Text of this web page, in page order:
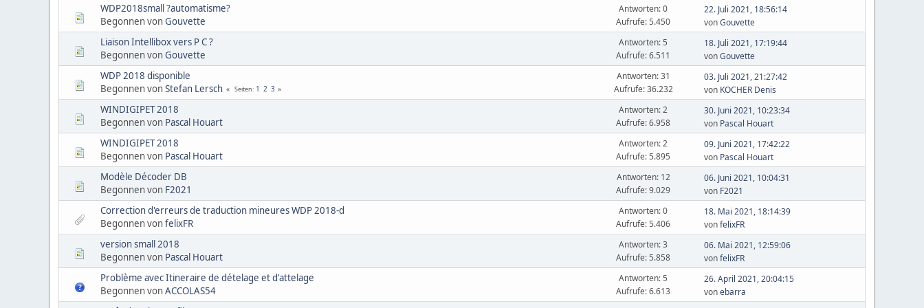
WDP2018small ?automatisme?
Begonnen vonGouvette
Antworten: 0
Aufrufe: 5.450
22. Juli 2021, 18:56:14
vonGouvette
Liaison Intellibox vers P C ?
Begonnen vonGouvette
Antworten: 5
Aufrufe: 6.511
18. Juli 2021, 17:19:44
vonGouvette
WDP 2018 disponible
Begonnen vonStefan Lersch Seiten 1 2 3
Antworten: 31
Aufrufe: 36.232
03. Juli 2021, 21:27:42
von KOCHER Denis
WINDIGIPET 2018
Begonnen von Pascal Houart
Antworten: 2
Aufrufe: 6.958
30. Juni 2021, 10:23:34
von Pascal Houart
WINDIGIPET 2018
Begonnen von Pascal Houart
Antworten: 2
Aufrufe: 5.895
09. Juni 2021, 17:42:22
von Pascal Houart
Modèle Décoder DB
Begonnen von F2021
Antworten: 12
Aufrufe: 9.029
06. Juni 2021, 10:04:31
von F2021
Correction d'erreurs de traduction mineures WDP 2018-d
Begonnen vonfelixFR
Antworten: 0
Aufrufe: 5.406
18. Mai 2021, 18:14:39
vonfelixFR
version small 2018
Begonnen von Pascal Houart
Antworten: 3
Aufrufe: 5.858
06. Mai 2021, 12:59:06
vonfelixFR
Problème avec Itineraire de dételage et d'attelage
Begonnen vonACCOLAS54
Antworten: 5
Aufrufe: 6.613
26. April 2021, 20:04:15
vonebarra